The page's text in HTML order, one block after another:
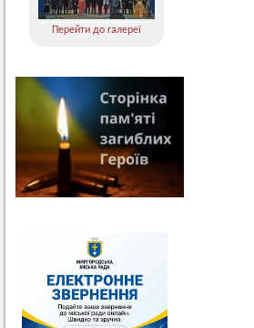
Перейти до галереї